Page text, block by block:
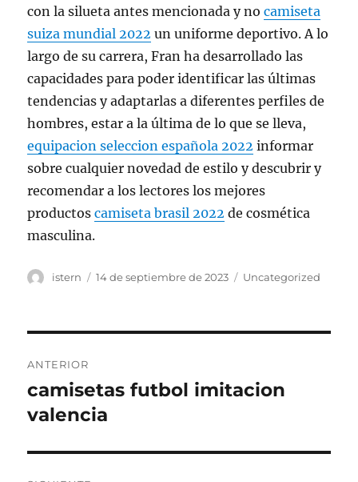
con la silueta antes mencionada y nocamiseta
suiza mundial 2022 un uniforme deportivo. A lo
largo de su carrera, Fran ha desarrollado las
capacidades para poder identificar las últimas
tendencias y adaptarlas a diferentes perfiles de
hombres, estar a la última de lo que se lleva,
equipacion seleccion española 2022 informar
sobre cualquier novedad de estilo y descubrir y
recomendar a los lectores los mejores
productoscamiseta brasil 2022 de cosmética
masculina.
Autor
istern
Publicado
14 de septiembre de 2023 Categorías
Uncategorized
de
entradas
ANTERIOR
Entrada
anterior:
camisetas futbol imitacion
valencia